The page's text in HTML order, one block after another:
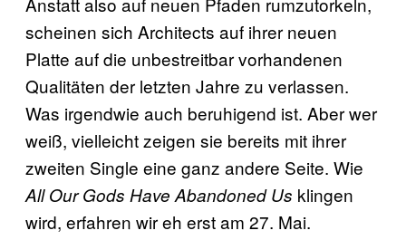
scheinen sich Architects auf ihrer neuen
Platte auf die unbestreitbar vorhandenen
Qualitäten der letzten Jahre zu verlassen.
Was irgendwie auch beruhigend ist. Aber wer
weiß, vielleicht zeigen sie bereits mit ihrer
zweiten Single eine ganz andere Seite. Wie
All Our Gods Have Abandoned Us klingen
wird, erfahren wir eh erst am 27. Mai.